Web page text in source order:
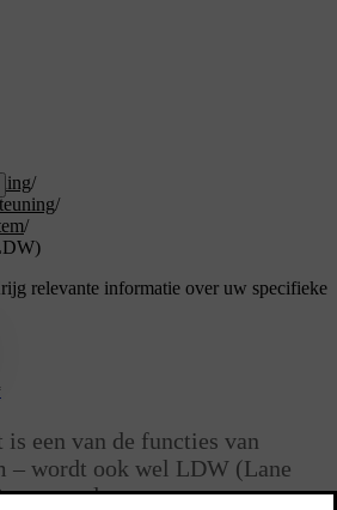
/
/
/
relevante informatie over uw specifieke
is een van de functies van
– wordt ook wel LDW (Lane
genoemd.